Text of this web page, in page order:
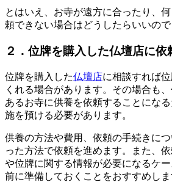
とはいえ、お寺が遠方に合ったり、
頼できない場合はどうしたらいいので
２．位牌を購入した仏壇店に依
位牌を購入した仏壇店に相談すれば
くれる場合があります。その場合も
あるお寺に供養を依頼することにな
施を預ける必要があります。
供養の方法や費用、依頼の手続きに
った方法で依頼を進めます。また、
や位牌に関する情報が必要になるケ
前に準備しておくことをおすすめしま